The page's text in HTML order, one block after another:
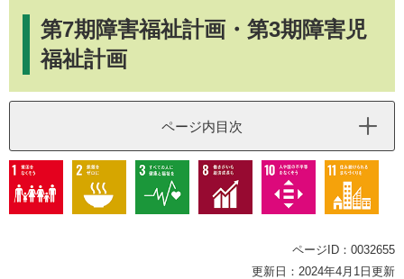
第7期障害福祉計画・第3期障害児
福祉計画
ページ内目次
ページID：0032655
更新日：2024年4月1日更新